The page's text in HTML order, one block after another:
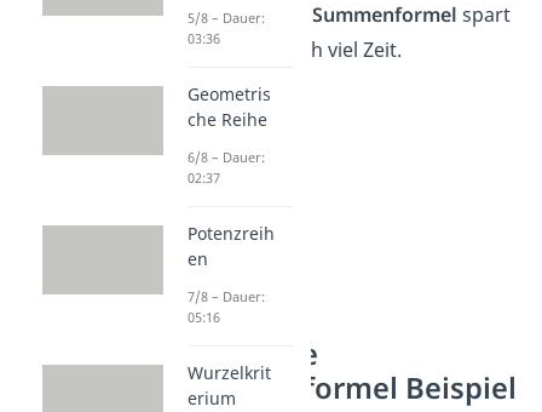
DieGaußsche Summenformel spart
dir also wirklich viel Zeit.
Gaußsche
Summenformel Beispiel
5/8 – Dauer:
03:36
Geometris
che Reihe
6/8 – Dauer:
02:37
Potenzreih
en
7/8 – Dauer:
05:16
Wurzelkrit
erium